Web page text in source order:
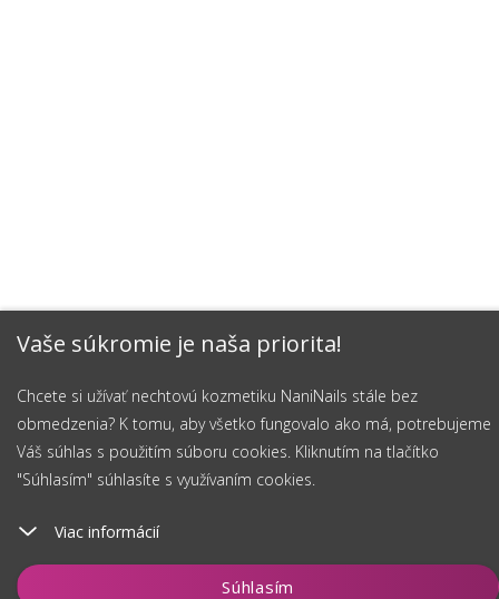
Vaše súkromie je naša priorita!
Chcete si užívať nechtovú kozmetiku NaniNails stále bez
obmedzenia? K tomu, aby všetko fungovalo ako má, potrebujeme
Váš súhlas s použitím súboru cookies. Kliknutím na tlačítko
"Súhlasím" súhlasíte s využívaním cookies.
Viac informácií
Súhlasím
Vložiť do košíka